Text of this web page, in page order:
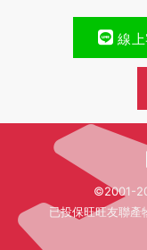
線
©2001-
已投保旺旺友聯產